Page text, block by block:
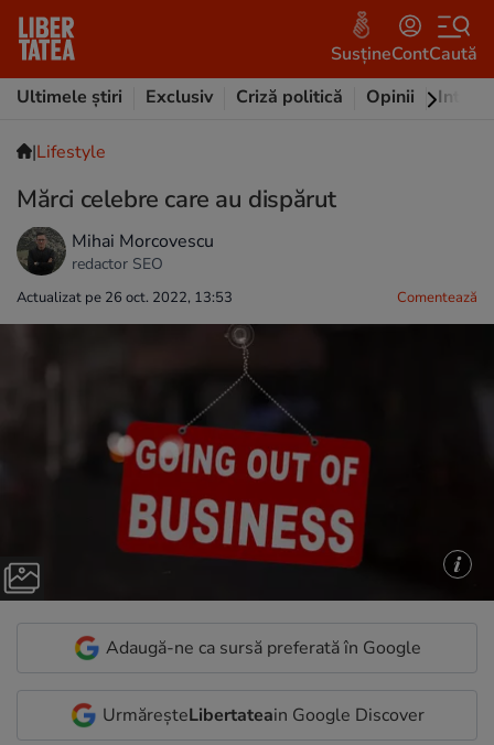
SusțineContCaută
Ultimele știri
Exclusiv Criză politică Opinii
|Lifestyle
Mărci celebre care au dispărut
Mihai Morcovescu
redactor SEO
Actualizat pe 26 oct. 2022, 13:53 Comentează
Adaugă-ne ca sursă preferată în Google
UrmăreșteLibertateain Google Discover